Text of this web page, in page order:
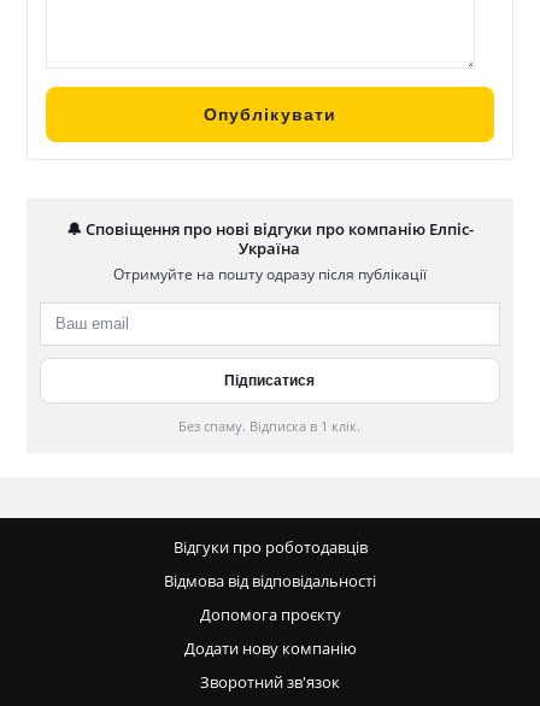
🔔 Сповіщення про нові відгуки про компанію Елпіс-
Україна
Отримуйте на пошту одразу після публікації
Без спаму. Відписка в 1 клік.
Відгуки про роботодавців
Відмова від відповідальності
Допомога проєкту
Додати нову компанію
Зворотний зв'язок